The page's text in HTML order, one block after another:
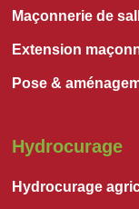
Maçonnerie de
Extension
Pose &
Hydrocurage
Hydrocurage